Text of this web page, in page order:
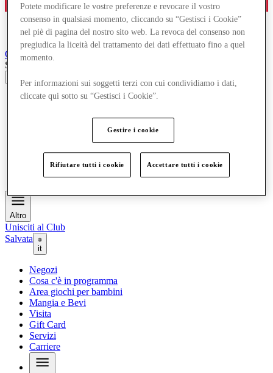
OchtrupDesigner Outlet
Search input
Negozi
Area giochi per bambini
Gift Card
Servizi
Carriere
Altro
Unisciti al Club
Salvata
it
Negozi
Cosa c'è in programma
Area giochi per bambini
Mangia e Bevi
Visita
Gift Card
Servizi
Carriere
Potete modificare le vostre preferenze e revocare il vostro
consenso in qualsiasi momento, cliccando su “Gestisci i Cookie”
nel piè di pagina del nostro sito web. La revoca del consenso non
pregiudica la liceità del trattamento dei dati effettuato fino a quel
momento.
Per informazioni sui soggetti terzi con cui condividiamo i dati,
cliccate qui sotto su “Gestisci i Cookie”.
Gestire i cookie
Rifiutare tutti i cookie Accettare tutti i cookie